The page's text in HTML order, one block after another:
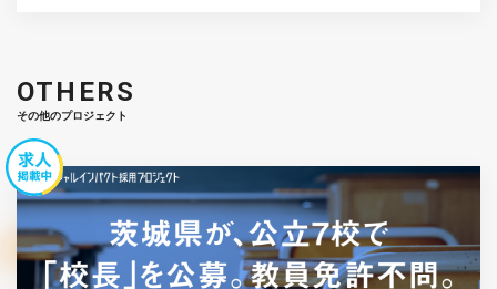
OTHERS
その他のプロジェクト